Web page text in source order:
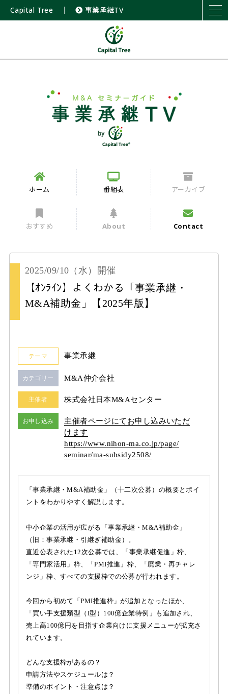
Capital Tree ｜ 事業承継TV
ホーム 番組表 アーカイブ
おすすめ About Contact
2025/09/10 （水） 開催
【ｵﾝﾗｲﾝ】よくわかる「事業承継・
M&A補助金」【2025年版】
カテゴリー M&A仲介会社
テーマ 事業承継
主催者 株式会社日本M&Aセンター
お申し込み
主催者ページにてお申し込みいただ
けます
https://www.nihon-ma.co.jp/page/
seminar/ma-subsidy2508/
「事業承継・M&A補助金」（十二次公募）の概要とポイ
ントをわかりやすく解説します。
中小企業の活用が広がる「事業承継・M&A補助金」
（旧：事業承継・引継ぎ補助金）。
直近公表された12次公募では、「事業承継促進」枠、
「専門家活用」枠、「PMI推進」枠、「廃業・再チャレ
ンジ」枠、すべての支援枠での公募が行われます。
今回から初めて「PMI推進枠」が追加となったほか、
「買い手支援類型（I型）100億企業特例」も追加され、
売上高100億円を目指す企業向けに支援メニューが拡充さ
れています。
どんな支援枠があるの？
申請方法やスケジュールは？
準備のポイント・注意点は？